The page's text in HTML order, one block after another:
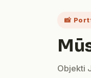
📸
Objekti